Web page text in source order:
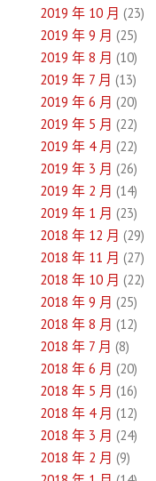
2019 年 10 月 (23)
2019 年 9 月 (25)
2019 年 8 月 (10)
2019 年 7 月 (13)
2019 年 6 月 (20)
2019 年 5 月 (22)
2019 年 4 月 (22)
2019 年 3 月 (26)
2019 年 2 月 (14)
2019 年 1 月 (23)
2018 年 12 月 (29)
2018 年 11 月 (27)
2018 年 10 月 (22)
2018 年 9 月 (25)
2018 年 8 月 (12)
2018 年 7 月 (8)
2018 年 6 月 (20)
2018 年 5 月 (16)
2018 年 4 月 (12)
2018 年 3 月 (24)
2018 年 2 月 (9)